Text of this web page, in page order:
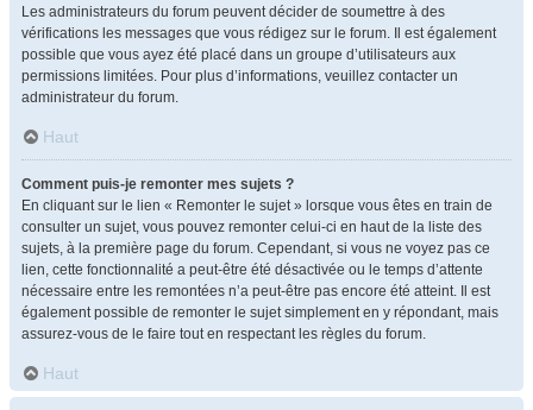
Les administrateurs du forum peuvent décider de soumettre à des
vérifications les messages que vous rédigez sur le forum. Il est également
possible que vous ayez été placé dans un groupe d’utilisateurs aux
permissions limitées. Pour plus d’informations, veuillez contacter un
administrateur du forum.
Haut
Comment puis-je remonter mes sujets ?
En cliquant sur le lien « Remonter le sujet » lorsque vous êtes en train de
consulter un sujet, vous pouvez remonter celui-ci en haut de la liste des
sujets, à la première page du forum. Cependant, si vous ne voyez pas ce
lien, cette fonctionnalité a peut-être été désactivée ou le temps d’attente
nécessaire entre les remontées n’a peut-être pas encore été atteint. Il est
également possible de remonter le sujet simplement en y répondant, mais
assurez-vous de le faire tout en respectant les règles du forum.
Haut